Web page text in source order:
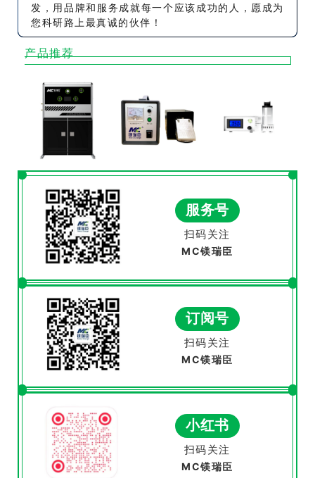
发，用品牌和服务成就每一个应该成功的人，愿成为
您科研路上最真诚的伙伴！
产品推荐
服务号
扫码关注
MC镁瑞臣
订阅号
扫码关注
MC镁瑞臣
小红书
扫码关注
MC镁瑞臣